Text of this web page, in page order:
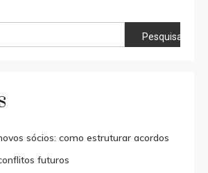
Pesquisar
sócios: como estruturar acordos
futuros